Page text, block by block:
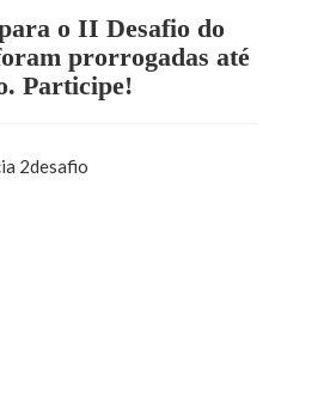
o II Desafio do
prorrogadas até
Participe!